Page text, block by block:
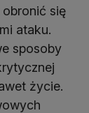
się
ataku.
sposoby
życie.